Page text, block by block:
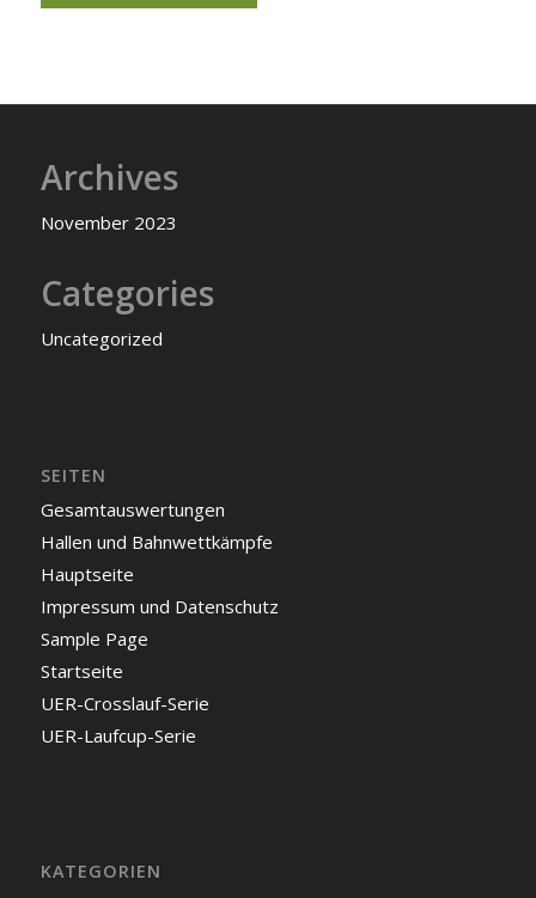
Archives
November 2023
Categories
Uncategorized
SEITEN
Gesamtauswertungen
Hallen und Bahnwettkämpfe
Hauptseite
Impressum und Datenschutz
Sample Page
Startseite
UER-Crosslauf-Serie
UER-Laufcup-Serie
KATEGORIEN